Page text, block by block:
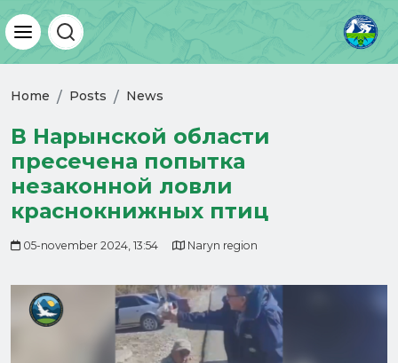
Home Posts News
В Нарынской области
пресечена попытка
незаконной ловли
краснокнижных птиц
05-november 2024, 13:54 Naryn region